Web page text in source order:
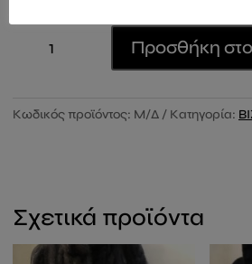
BIZON
Προσθήκη
Κωδικός προϊόντος: Μ/Δ Κατηγορία:
Σχετικά προϊόντα